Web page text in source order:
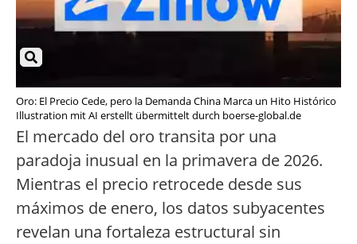
Oro: El Precio Cede, pero la Demanda China Marca un Hito Histórico
Illustration mit AI erstellt übermittelt durch boerse-global.de
El mercado del oro transita por una
paradoja inusual en la primavera de 2026.
Mientras el precio retrocede desde sus
máximos de enero, los datos subyacentes
revelan una fortaleza estructural sin